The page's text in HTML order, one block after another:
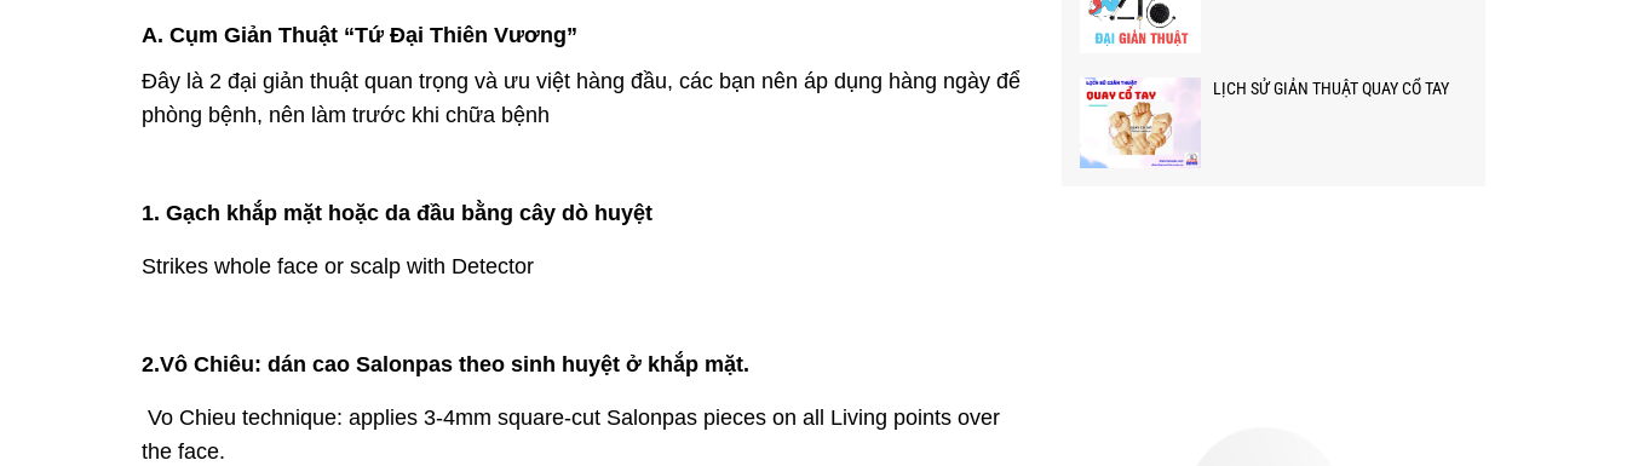
A. Cụm Giản Thuật “Tứ Đại Thiên Vương”
Đây là 2 đại giản thuật quan trọng và ưu việt hàng đầu, các bạn nên áp dụng hàng ngày để
phòng bệnh, nên làm trước khi chữa bệnh
1. Gạch khắp mặt hoặc da đầu bằng cây dò huyệt
Strikes whole face or scalp with Detector
2.Vô Chiêu: dán cao Salonpas theo sinh huyệt ở khắp mặt.
Vo Chieu technique: applies 3-4mm square-cut Salonpas pieces on all Living points over
the face.
LỊCH SỬ GIẢN THUẬT QUAY CỔ TAY